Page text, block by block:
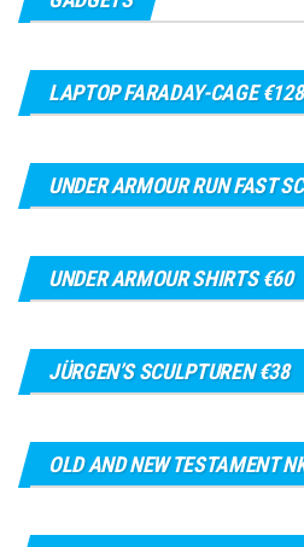
LAPTOP FARADAY-CAGE €128
UNDER ARMOUR RUN FAST
UNDER ARMOUR SHIRTS €60
JÜRGEN’S SCULPTUREN €38
OLD AND NEW TESTAMENT